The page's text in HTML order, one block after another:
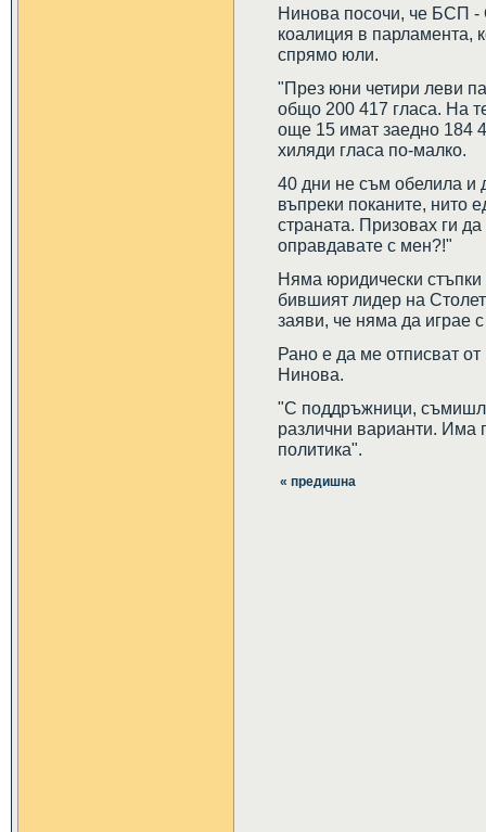
Нинова посочи, че БСП -
коалиция в парламента,
спрямо юли.
"През юни четири леви
общо 200 417 гласа. На
още 15 имат заедно 184
хиляди гласа по-малко.
40 дни не съм обелила и
въпреки поканите, нито
страната. Призовах ги
оправдавате с мен?!"
Няма юридически
бившият лидер на
заяви, че няма да играе
Рано е да ме отписват от
Нинова.
"С поддръжници,
различни варианти. Има
политика".
« предишна